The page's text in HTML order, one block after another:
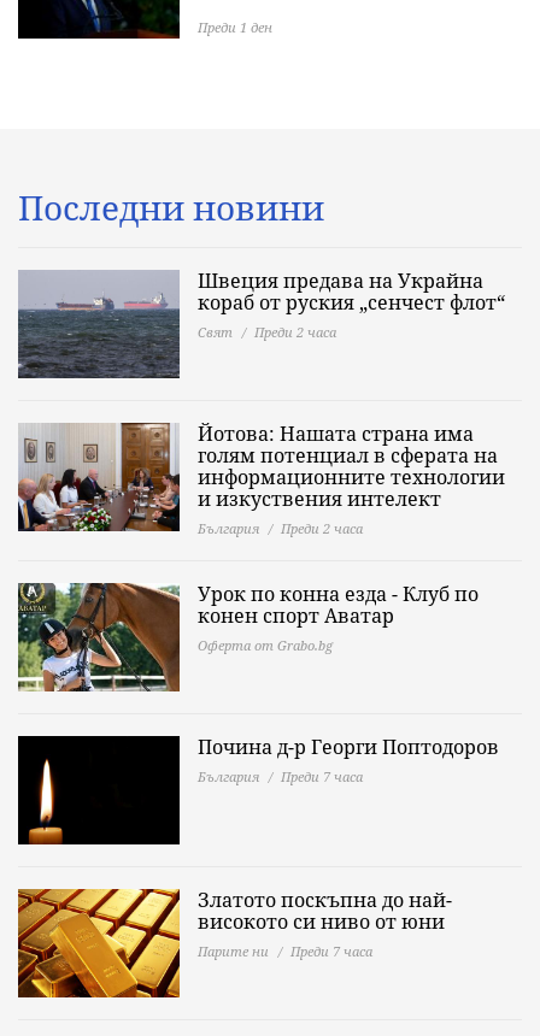
Преди 1 ден
Последни новини
Швеция предава на Украйна
кораб от руския „сенчест флот“
Свят Преди 2 часа
Йотова: Нашата страна има
голям потенциал в сферата на
информационните технологии
и изкуствения интелект
България Преди 2 часа
Урок по конна езда - Клуб по
конен спорт Аватар
Оферта от Grabo.bg
Почина д-р Георги Поптодоров
България Преди 7 часа
Златото поскъпна до най-
високото си ниво от юни
Парите ни Преди 7 часа